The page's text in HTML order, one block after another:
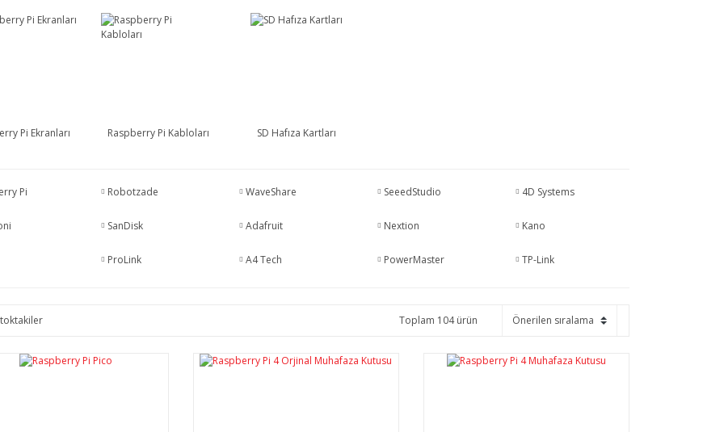
Pi Ekranları Raspberry Pi Kabloları SD Hafıza Kartları
Pi Robotzade WaveShare SeeedStudio 4D Systems
SanDisk Adafruit Nextion Kano
ProLink A4 Tech PowerMaster TP-Link
Toplam 104 ürün